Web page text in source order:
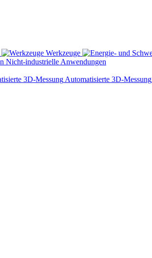
Werkzeuge
Nicht-industrielle Anwendungen
Automatisierte 3D-Messung